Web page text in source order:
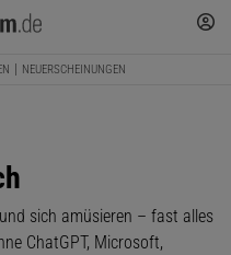
NEUERSCHEINUNGEN
sich amüsieren – fast alles
ChatGPT, Microsoft,